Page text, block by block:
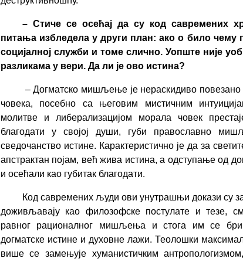
– Стиче се осећај да су код савремених
питања избледела у други план: ако о било чему
социјалној служби и томе слично. Уопште није
разликама у вери. Да ли је ово истина?
– Догматско мишљење је нераскидиво
човека, посебно са његовим мистичним
молитве и либерализацијом морала човек
благодати у својој души, губи православно
сведочанство истине. Карактеристично је да за
апстрактан појам, већ жива истина, а одступање од
и осећали као губитак благодати.
Код савремених људи ови унутрашњи докази су
доживљавају као филозофске постулате и тезе,
равног рационалног мишљења и стога им се
догматске истине и духовне лажи. Теолошки
више се замењује хуманистичким